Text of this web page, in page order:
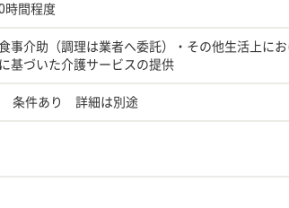
時間程度
事介助（調理は業者へ委託）・その他生活上に
基づいた介護サービスの提供
条件あり 詳細は別途